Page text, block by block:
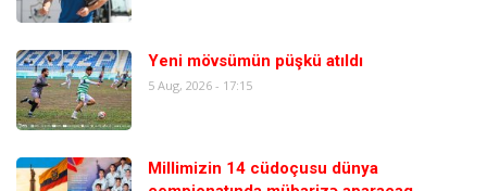
Yeni mövsümün püşkü atıldı
5 Aug, 2026 - 17:15
Millimizin 14 cüdoçusu dünya